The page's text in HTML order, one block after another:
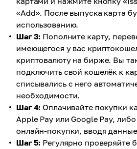
«Add». После выпуска карта
использованию.
Шаг 3: Пополните карту,
имеющегося у вас
криптовалюту на бирже. Вы
подключить свой кошелёк к
списывались с него
необходимости.
Шаг 4: Оплачивайте покупки
Apple Pay или Google Pay,
онлайн-покупки, вводя
Шаг 5: Регулярно проверяйте